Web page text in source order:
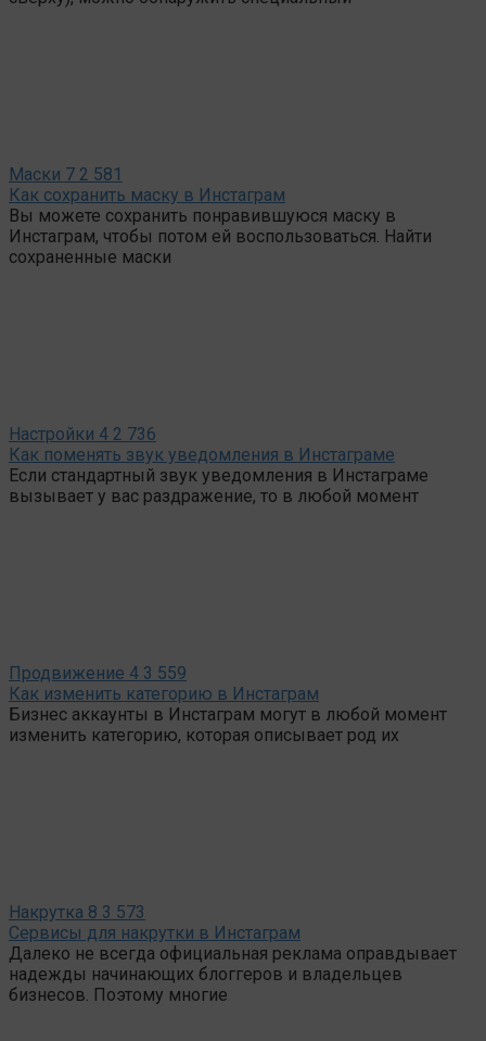
Маски 7 2 581
Как сохранить маску в Инстаграм
Вы можете сохранить понравившуюся маску в
Инстаграм, чтобы потом ей воспользоваться. Найти
сохраненные маски
Настройки 4 2 736
Как поменять звук уведомления в Инстаграме
Если стандартный звук уведомления в Инстаграме
вызывает у вас раздражение, то в любой момент
Продвижение 4 3 559
Как изменить категорию в Инстаграм
Бизнес аккаунты в Инстаграм могут в любой момент
изменить категорию, которая описывает род их
Накрутка 8 3 573
Сервисы для накрутки в Инстаграм
Далеко не всегда официальная реклама оправдывает
надежды начинающих блоггеров и владельцев
бизнесов. Поэтому многие